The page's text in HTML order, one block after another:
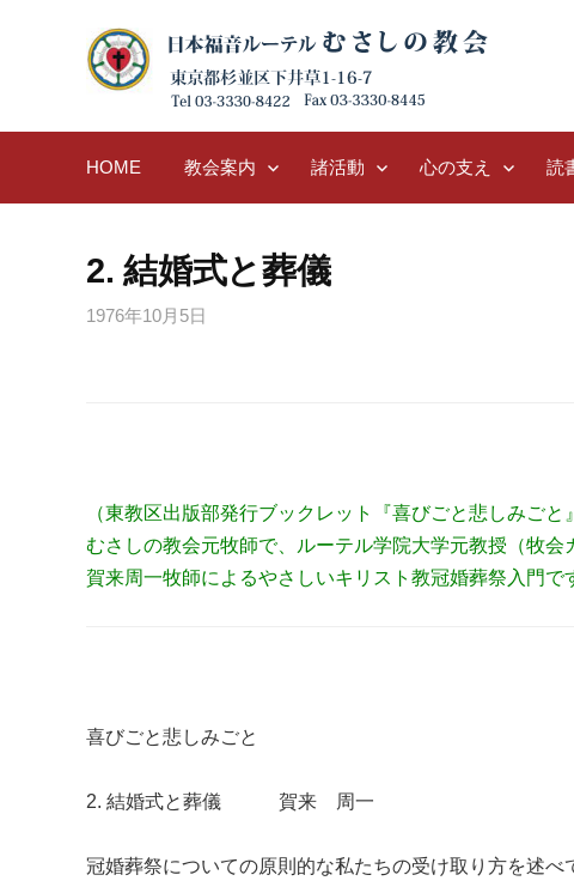
HOME 教会案内 諸活動 心の支え 読
2. 結婚式と葬儀
1976年10月5日
（東教区出版部発行ブックレット『喜びごと悲しみごと
むさしの教会元牧師で、ルーテル学院大学元教授（牧会
賀来周一牧師によるやさしいキリスト教冠婚葬祭入門で
喜びごと悲しみごと
2. 結婚式と葬儀 賀来 周一
冠婚葬祭についての原則的な私たちの受け取り方を述